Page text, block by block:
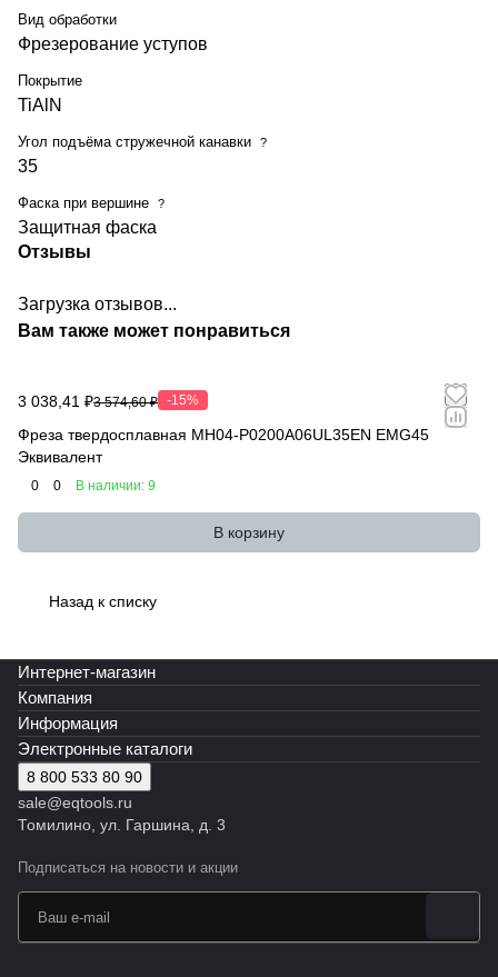
Вид обработки
Фрезерование уступов
Покрытие
TiAlN
Угол подъёма стружечной канавки ?
35
Фаска при вершине ?
Защитная фаска
Отзывы
Загрузка отзывов...
Вам также может понравиться
3 038,41 ₽3 574,60 ₽ -15%
Фреза твердосплавная MH04-P0200A06UL35EN EMG45
Эквивалент
0 0 В наличии: 9
В корзину
Назад к списку
Интернет-магазин
Компания
Информация
Электронные каталоги
8 800 533 80 90
sale@eqtools.ru
Томилино, ул. Гаршина, д. 3
Подписаться на новости и акции